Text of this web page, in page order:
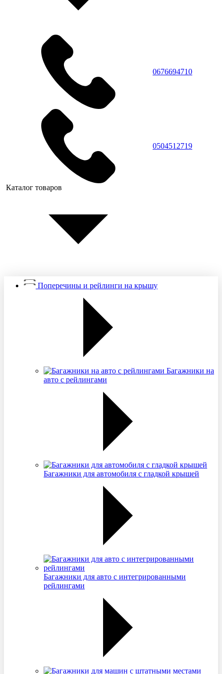
0676694710
0504512719
Каталог товаров
Поперечины и рейлинги на крышу
Багажники на
авто с рейлингами
Багажники для автомобиля с гладкой крышей
Багажники для авто с интегрированными
рейлингами